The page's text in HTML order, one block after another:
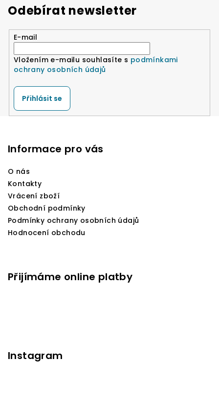
Odebírat newsletter
E-mail
Vložením e-mailu souhlasíte s podmínkami
ochrany osobních údajů
Přihlásit se
Informace pro vás
O nás
Kontakty
Vrácení zboží
Obchodní podmínky
Podmínky ochrany osobních údajů
Hodnocení obchodu
Přijímáme online platby
Instagram